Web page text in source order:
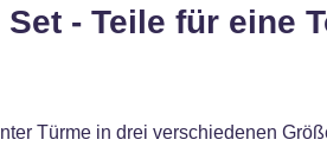
- Teile für eine
Türme in drei verschiedenen